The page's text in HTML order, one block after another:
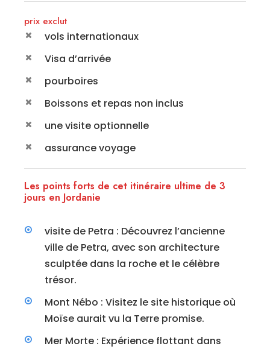
prix exclut
vols internationaux
Visa d’arrivée
pourboires
Boissons et repas non inclus
une visite optionnelle
assurance voyage
Les points forts de cet itinéraire ultime de 3
jours en Jordanie
visite de Petra : Découvrez l’ancienne
ville de Petra, avec son architecture
sculptée dans la roche et le célèbre
trésor.
Mont Nébo : Visitez le site historique où
Moïse aurait vu la Terre promise.
Mer Morte : Expérience flottant dans